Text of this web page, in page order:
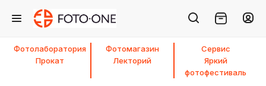
Фотолаборатория Фотомагазин
Сервис
Прокат
Лекторий
Яркий
фотофестиваль